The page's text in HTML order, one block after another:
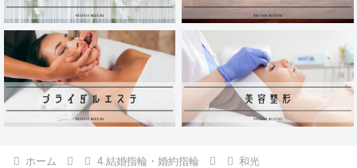
ホーム 4.結婚指輪・婚約指輪 和光